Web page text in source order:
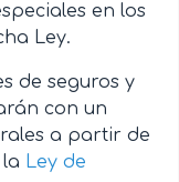
en los
Ley.
de seguros y
con un
a partir de
Ley de